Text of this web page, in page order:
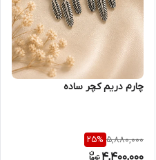
چارم دریم کچر ساده
5,880,000
25%